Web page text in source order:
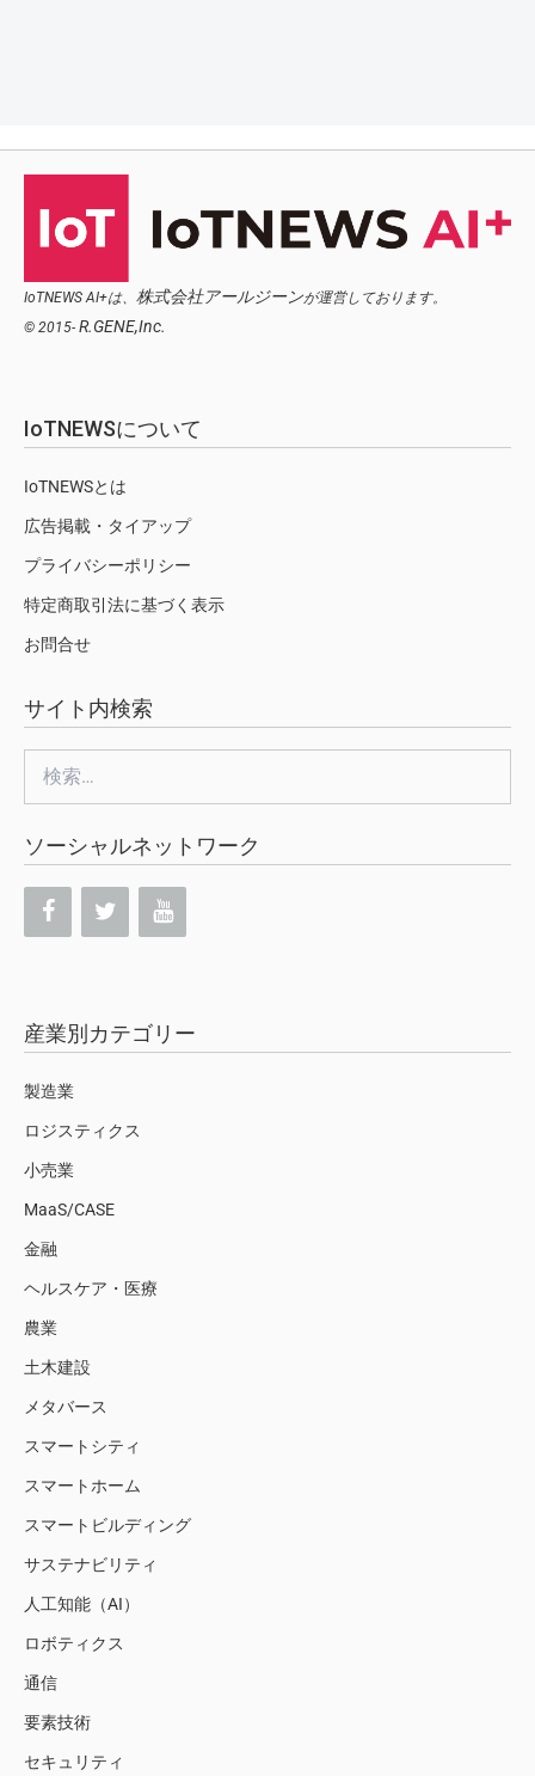
IoTNEWS AI+は、 株式会社アールジーンが運営しております。
© 2015- R.GENE,Inc.
IoTNEWSについて
IoTNEWSとは
広告掲載・タイアップ
プライバシーポリシー
特定商取引法に基づく表示
お問合せ
サイト内検索
索:
ソーシャルネットワーク
産業別カテゴリー
製造業
ロジスティクス
小売業
MaaS/CASE
金融
ヘルスケア・医療
農業
土木建設
メタバース
スマートシティ
スマートホーム
スマートビルディング
サステナビリティ
人工知能（AI）
ロボティクス
通信
要素技術
セキュリティ